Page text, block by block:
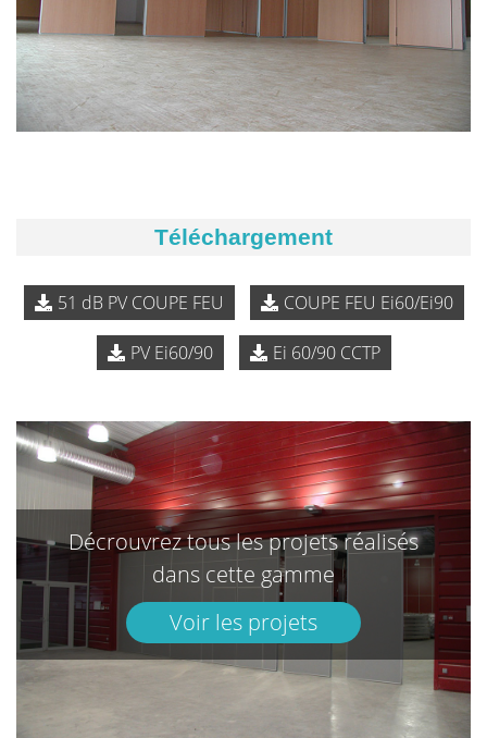
Téléchargement
51 dB PV COUPE FEU COUPE FEU Ei60/Ei90
PV Ei60/90 Ei 60/90 CCTP
Décrouvrez tous les projets réalisés
dans cette gamme
Voir les projets